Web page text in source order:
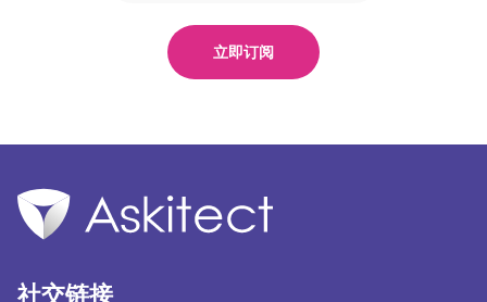
立即订阅
社交链接